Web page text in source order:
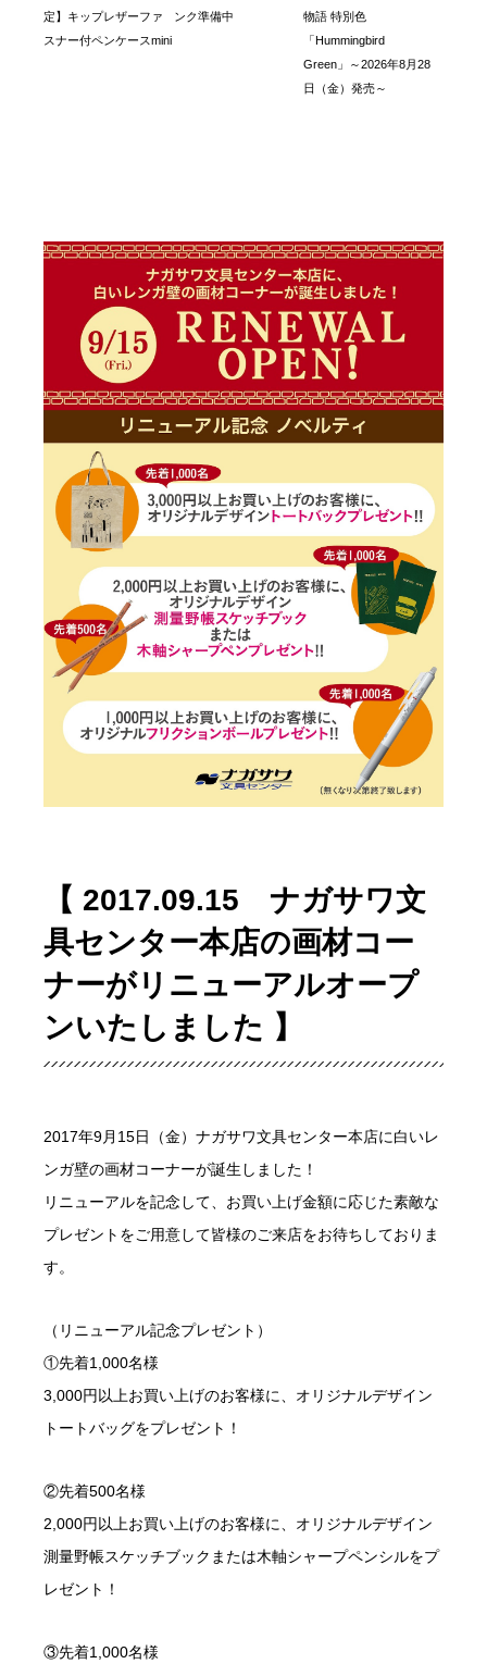
定】キップレザーファ
スナー付ペンケースmini
ンク準備中
物語 特別色
「Hummingbird
Green」～2026年8月28
日（金）発売～
【 2017.09.15 ナガサワ文
具センター本店の画材コー
ナーがリニューアルオープ
ンいたしました 】
2017年9月15日（金）ナガサワ文具センター本店に白いレ
ンガ壁の画材コーナーが誕生しました！
リニューアルを記念して、お買い上げ金額に応じた素敵な
プレゼントをご用意して皆様のご来店をお待ちしておりま
す。
（リニューアル記念プレゼント）
①先着1,000名様
3,000円以上お買い上げのお客様に、オリジナルデザイン
トートバッグをプレゼント！
②先着500名様
2,000円以上お買い上げのお客様に、オリジナルデザイン
測量野帳スケッチブックまたは木軸シャープペンシルをプ
レゼント！
③先着1,000名様